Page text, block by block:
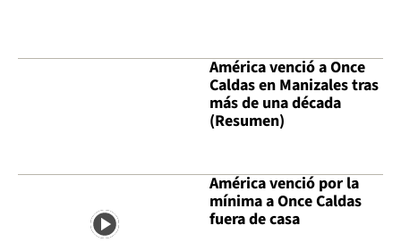
América venció a Once
Caldas en Manizales tras
más de una década
(Resumen)
América venció por la
mínima a Once Caldas
fuera de casa